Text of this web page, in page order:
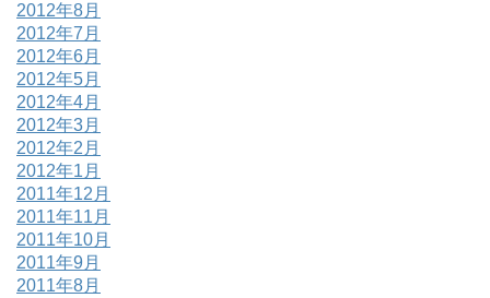
2012年8月
2012年7月
2012年6月
2012年5月
2012年4月
2012年3月
2012年2月
2012年1月
2011年12月
2011年11月
2011年10月
2011年9月
2011年8月